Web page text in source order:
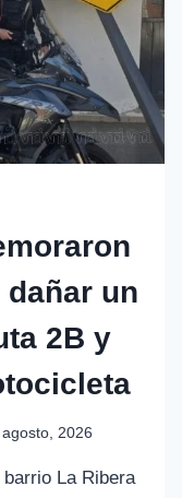
un
2B y
agosto, 2026
La Ribera